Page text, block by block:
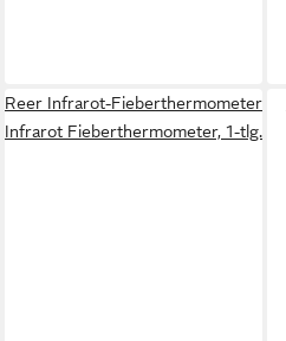
Reer Infrarot-Fieberthermometer
Infrarot Fieberthermometer, 1-tlg.